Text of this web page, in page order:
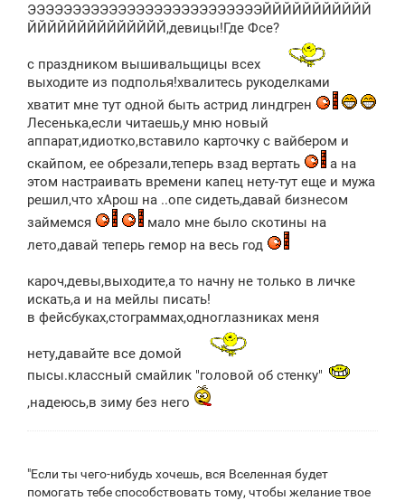
б
щ
и
ЭЭЭЭЭЭЭЭЭЭЭЭЭЭЭЭЭЭЭЭЭЭЭЭЭЭЙЙЙЙЙЙЙЙЙЙЙ
ЙЙЙЙЙЙЙЙЙЙЙЙЙЙ,девицы!Где Фсе?
с праздником вышивальщицы всех
выходите из подполья!хвалитесь рукоделками
хватит мне тут одной быть астрид линдгрен
Лесенька,если читаешь,у мню новый
аппарат,идиотко,вставило карточку с вайбером и
скайпом, ее обрезали,теперь взад вертать
а на
этом настраивать времени капец нету-тут еще и мужа
решил,что хАрош на ..опе сидеть,давай бизнесом
займемся
мало мне было скотины на
лето,давай теперь гемор на весь год
кароч,девы,выходите,а то начну не только в личке
искать,а и на мейлы писать!
в фейсбуках,стограммах,одноглазниках меня
нету,давайте все домой
пысы.классный смайлик "головой об стенку"
,надеюсь,в зиму без него
"Если ты чего-нибудь хочешь, вся Вселенная будет
помогать тебе способствовать тому, чтобы желание твое